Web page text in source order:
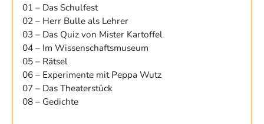
01 – Das Schulfest
02 – Herr Bulle als Lehrer
03 – Das Quiz von Mister Kartoffel
04 – Im Wissenschaftsmuseum
05 – Rätsel
06 – Experimente mit Peppa Wutz
07 – Das Theaterstück
08 – Gedichte